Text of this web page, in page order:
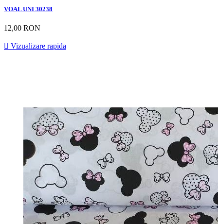
VOAL UNI 30238
12,00 RON
 Vizualizare rapida